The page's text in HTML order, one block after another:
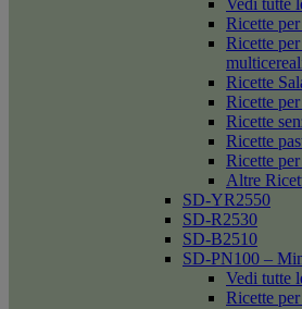
Vedi tutte
Ricette
Ricette
Ricette
Ricette
Ricette
Ricette
Ricette
Altre
SD-YR2550
SD-R2530
SD-B2510
SD-PN100 –
Vedi tutte
Ricette